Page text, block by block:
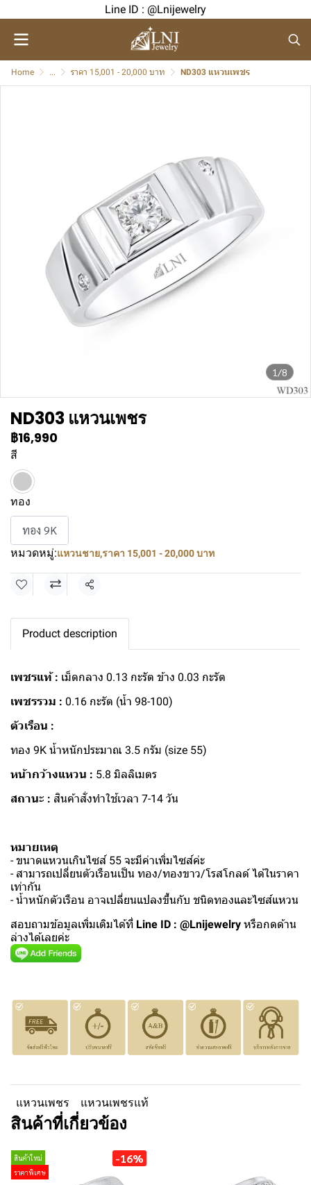
Line ID : @Lnijewelry
Home ... ราคา 15,001 - 20,000 บาท ND303 แหวนเพชร
1/8
ND303 แหวนเพชร
฿16,990
สี
ทอง
ทอง 9K
หมวดหมู่:แหวนชาย,ราคา 15,001 - 20,000 บาท
แชร์
Product description
เพชรแท้ : เม็ดกลาง 0.13 กะรัต ข้าง 0.03 กะรัต
เพชรรวม : 0.16 กะรัต (น้ำ 98-100)
ตัวเรือน :
ทอง 9K น้ำหนักประมาณ 3.5 กรัม (size 55)
หน้ากว้างแหวน : 5.8 มิลลิเมตร
สถานะ : สินค้าสั่งทำใช้เวลา 7-14 วัน
หมายเหตุ
- ขนาดแหวนเกินไซส์ 55 จะมีค่าเพิ่มไซส์ค่ะ
- สามารถเปลี่ยนตัวเรือนเป็น ทอง/ทองขาว/โรสโกลด์ ได้ในราคา
เท่ากัน
- น้ำหนักตัวเรือน อาจเปลี่ยนแปลงขึ้นกับ ชนิดทองและไซส์แหวน
สอบถามข้อมูลเพิ่มเติมได้ที่ Line ID : @Lnijewelry หรือกดด้าน
ล่างได้เลยค่ะ
แหวนเพชร แหวนเพชรแท้
สินค้าที่เกี่ยวข้อง
สินค้าใหม่
ราคาพิเศษ
-16%